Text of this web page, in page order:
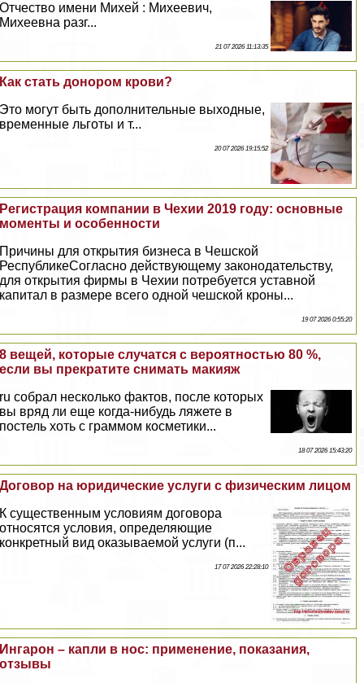
Отчество имени Михей : Михеевич,
Михеевна разг...
21 07 2026 11:13:35
Как стать донором крови?
Это могут быть дополнительные выходные,
временные льготы и т...
20 07 2026 19:15:52
Регистрация компании в Чехии 2019 году: основные
моменты и особенности
Причины для открытия бизнеса в Чешской
РеспубликеСогласно действующему законодательству,
для открытия фирмы в Чехии потребуется уставной
капитал в размере всего одной чешской кроны...
19 07 2026 0:55:20
8 вещей, которые случатся с вероятностью 80 %,
если вы прекратите снимать макияж
ru собрал несколько фактов, после которых
вы вряд ли еще когда-нибудь ляжете в
постель хоть с граммом косметики...
18 07 2026 15:43:20
Договор на юридические услуги с физическим лицом
К существенным условиям договора
относятся условия, определяющие
конкретный вид оказываемой услуги (п...
17 07 2026 22:28:10
Ингарон – капли в нос: применение, показания,
отзывы